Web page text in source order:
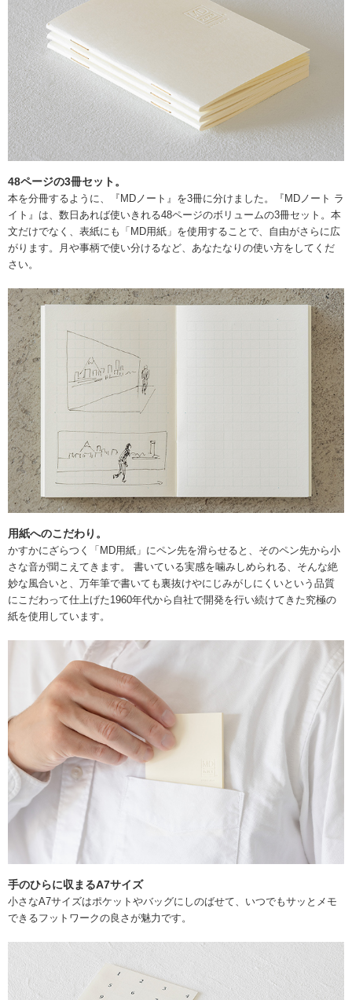
48ページの3冊セット。
本を分冊するように、『MDノート』を3冊に分けました。『MDノート ラ
イト』は、数日あれば使いきれる48ページのボリュームの3冊セット。本
文だけでなく、表紙にも「MD用紙」を使用することで、自由がさらに広
がります。月や事柄で使い分けるなど、あなたなりの使い方をしてくだ
さい。
用紙へのこだわり。
かすかにざらつく「MD用紙」にペン先を滑らせると、そのペン先から小
さな音が聞こえてきます。 書いている実感を噛みしめられる、そんな絶
妙な風合いと、万年筆で書いても裏抜けやにじみがしにくいという品質
にこだわって仕上げた1960年代から自社で開発を行い続けてきた究極の
紙を使用しています。
手のひらに収まるA7サイズ
小さなA7サイズはポケットやバッグにしのばせて、いつでもサッとメモ
できるフットワークの良さが魅力です。